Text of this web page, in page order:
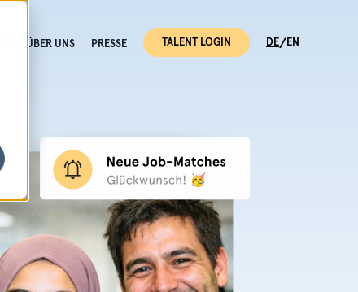
ÜBER UNS PRESSE TALENT LOGIN DE/EN